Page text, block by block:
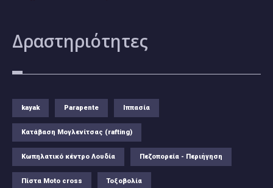
Δραστηριότητες
kayak Parapente Ιππασία
Κατάβαση Μογλενίτσας (rafting)
Κωπηλατικό κέντρο Λουδία Πεζοπορεία - Περιήγηση
Πίστα Moto cross Τοξοβολία